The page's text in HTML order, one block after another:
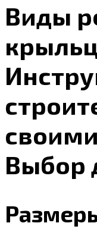
Виды
Выбор